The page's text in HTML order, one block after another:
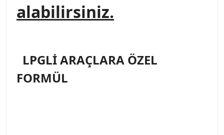
alabilirsiniz.
LPGLİ ARAÇLARA ÖZEL
FORMÜL